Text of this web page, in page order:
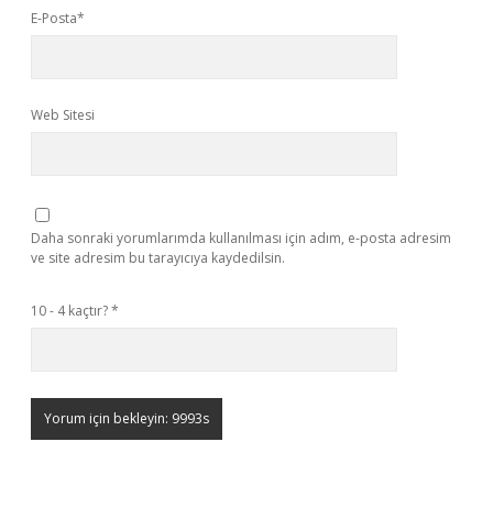
E-Posta*
Web Sitesi
Daha sonraki yorumlarımda kullanılması için adım, e-posta adresim
ve site adresim bu tarayıcıya kaydedilsin.
10 - 4 kaçtır?*